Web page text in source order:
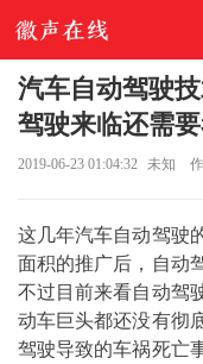
汽车自动驾驶
驾驶来临还需
2019-06-23 01:04:32 未知
这几年汽车自动驾驶
面积的推广后，自动
不过目前来看自动驾
动车巨头都还没有彻
驾驶导致的车祸死亡